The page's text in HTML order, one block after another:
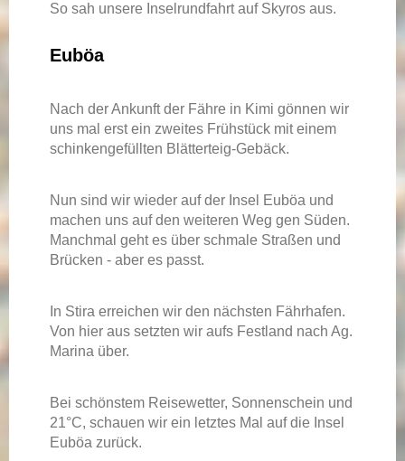
So sah unsere Inselrundfahrt auf Skyros aus.
Euböa
Nach der Ankunft der Fähre in Kimi gönnen wir
uns mal erst ein zweites Frühstück mit einem
schinkengefüllten Blätterteig-Gebäck.
Nun sind wir wieder auf der Insel Euböa und
machen uns auf den weiteren Weg gen Süden.
Manchmal geht es über schmale Straßen und
Brücken - aber es passt.
In Stira erreichen wir den nächsten Fährhafen.
Von hier aus setzten wir aufs Festland nach Ag.
Marina über.
Bei schönstem Reisewetter, Sonnenschein und
21°C, schauen wir ein letztes Mal auf die Insel
Euböa zurück.